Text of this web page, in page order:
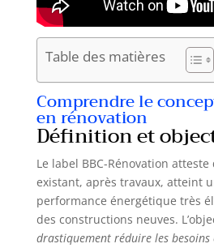
Table des matières
Comprendre le
en rénovation
Définition et
Le label BBC-Rénovation
existant, après travaux, atteint
performance énergétique très
des constructions neuves.
drastiquement réduire les besoins